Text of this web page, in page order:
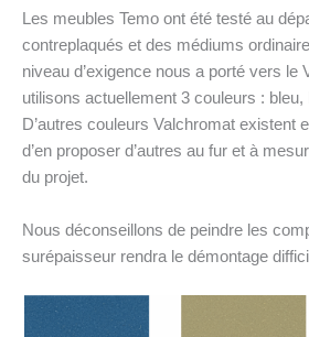
Les meubles Temo ont été testé au
contreplaqués et des médiums
niveau d’exigence nous a porté vers le
utilisons actuellement 3 couleurs : bleu,
D’autres couleurs Valchromat existent
d’en proposer d’autres au fur et à
du projet.
Nous déconseillons de peindre les
surépaisseur rendra le démontage